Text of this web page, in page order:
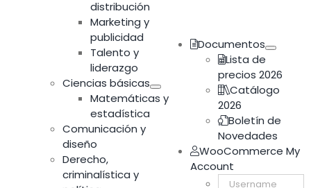
distribución
Marketing y
publicidad
Talento y
liderazgo
Ciencias básicas
Matemáticas y
estadística
Comunicación y
diseño
Derecho,
criminalística y
Documentos
Lista de
precios 2026
Catálogo
2026
Boletín de
Novedades
WooCommerce My
Account
Username: